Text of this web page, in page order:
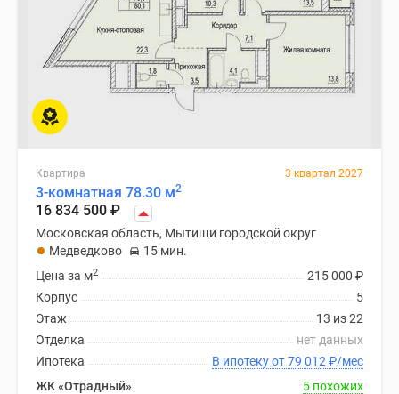
Квартира 3 квартал 2027
3-комнатная 78.30 м2
16 834 500 ₽
Московская область, Мытищи городской округ
Медведково
15 мин.
215 000 ₽
Цена за м2
5
Корпус
13 из 22
Этаж
нет данных
Отделка
В ипотеку от 79 012 ₽/мес
Ипотека
ЖК «Отрадный»
5 похожих